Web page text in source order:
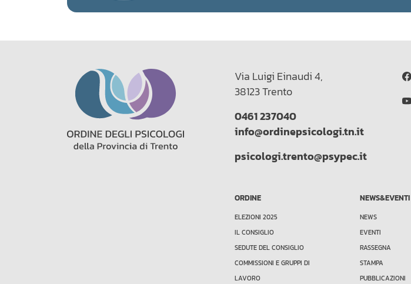
Via Luigi Einaudi 4,
38123 Trento
0461 237040
info@ordinepsicologi.tn.it
psicologi.trento@psypec.it
ORDINE
ELEZIONI 2025
IL CONSIGLIO
SEDUTE DEL CONSIGLIO
COMMISSIONI E GRUPPI DI
LAVORO
NEWS&EVENTI
NEWS
EVENTI
RASSEGNA
STAMPA
PUBBLICAZIONI